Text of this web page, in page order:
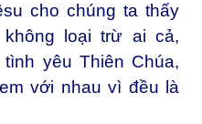
cho chúng ta thấy
loại trừ ai cả,
yêu Thiên Chúa,
với nhau vì đều là